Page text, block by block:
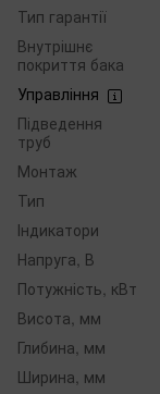
Тип гарантії
Внутрішнє
покриття бака
Управління
Підведення
труб
Монтаж
Тип
Індикатори
Напруга, В
Потужність, кВт
Висота, мм
Глибина, мм
Ширина, мм